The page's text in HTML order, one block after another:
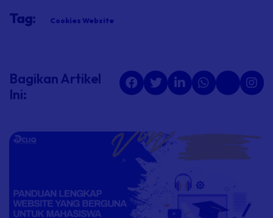
Tag: Cookies Website
Bagikan Artikel
Ini: